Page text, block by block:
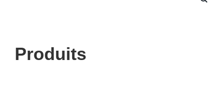
Produits